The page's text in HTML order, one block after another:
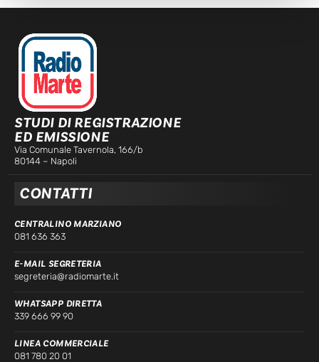
STUDI DI REGISTRAZIONE
ED EMISSIONE
Via Comunale Tavernola, 166/b
80144 – Napoli
CONTATTI
CENTRALINO MARZIANO
081 636 363
E-MAIL SEGRETERIA
segreteria@radiomarte.it
WHATSAPP DIRETTA
339 666 99 90
LINEA COMMERCIALE
081 780 20 01